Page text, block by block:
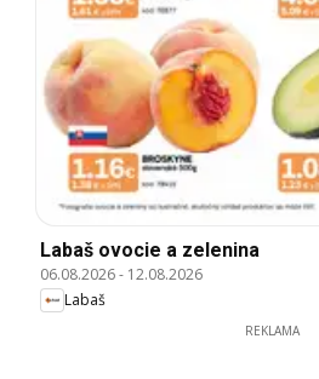
Labaš ovocie a zelenina
06.08.2026- 12.08.2026
Labaš
REKLAMA